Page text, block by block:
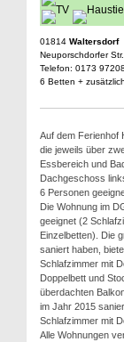
01814 Waltersdorf
Neuporschdorfer
Telefon: 0173
6 Betten +
Auf dem Ferienhof
die jeweils über
Essbereich und
Dachgeschoss
6 Personen
Die Wohnung im
geeignet (2
Einzelbetten). Die
saniert haben,
Schlafzimmer mit
Doppelbett und
überdachten
im Jahr 2015
Schlafzimmer mit
Alle Wohnungen